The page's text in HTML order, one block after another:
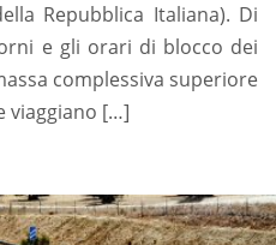
Repubblica Italiana). Di
e gli orari di blocco dei
complessiva superiore
viaggiano […]